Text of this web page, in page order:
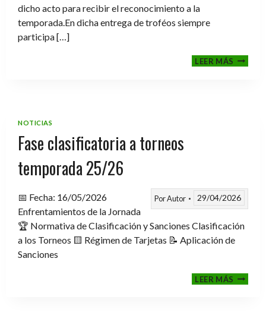
dicho acto para recibir el reconocimiento a la
temporada.En dicha entrega de troféos siempre
participa […]
LEER MÁSCENA-
NOTICIAS
Fase clasificatoria a torneos
temporada 25/26
PorAutor 29/04/2026
📅 Fecha: 16/05/2026
Enfrentamientos de la Jornada
🏆 Normativa de Clasificación y Sanciones Clasificación
a los Torneos 🟨 Régimen de Tarjetas 📝 Aplicación de
Sanciones
LEER MÁSFASE